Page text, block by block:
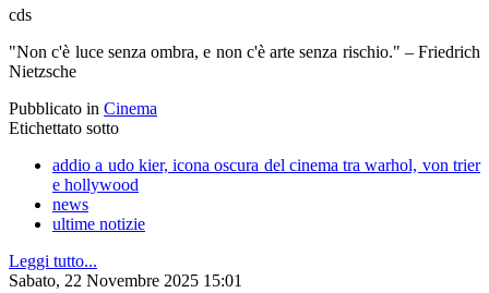
cds
"Non c'è luce senza ombra, e non c'è arte senza rischio." – Friedrich
Nietzsche
Pubblicato in Cinema
Etichettato sotto
addio a udo kier, icona oscura del cinema tra warhol, von trier
e hollywood
news
ultime notizie
Leggi tutto...
Sabato, 22 Novembre 2025 15:01